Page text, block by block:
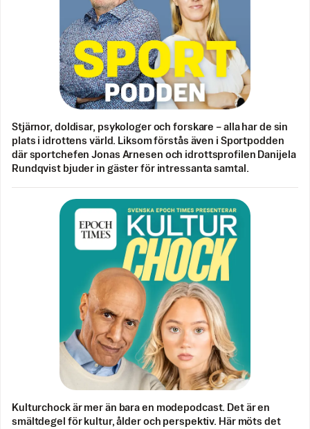
Stjärnor, doldisar, psykologer och forskare – alla har de sin
plats i idrottens värld. Liksom förstås även i Sportpodden
där sportchefen Jonas Arnesen och idrottsprofilen Danijela
Rundqvist bjuder in gäster för intressanta samtal.
Kulturchock är mer än bara en modepodcast. Det är en
smältdegel för kultur, ålder och perspektiv. Här möts det